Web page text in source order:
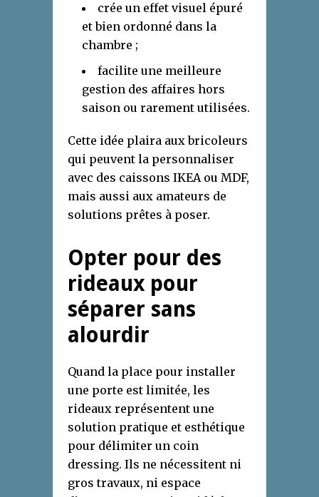
crée un effet visuel épuré
et bien ordonné dans la
chambre ;
facilite une meilleure
gestion des affaires hors
saison ou rarement utilisées.
Cette idée plaira aux bricoleurs
qui peuvent la personnaliser
avec des caissons IKEA ou MDF,
mais aussi aux amateurs de
solutions prêtes à poser.
Opter pour des
rideaux pour
séparer sans
alourdir
Quand la place pour installer
une porte est limitée, les
rideaux représentent une
solution pratique et esthétique
pour délimiter un coin
dressing. Ils ne nécessitent ni
gros travaux, ni espace